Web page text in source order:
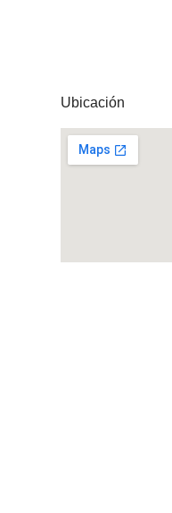
Ubicación